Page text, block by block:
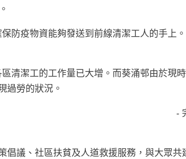
防疫物資能夠發送到前線清潔工人的手上
清潔工的工作量已大增。而葵涌邨由於現
過勞的狀況。
-
倡議、社區扶貧及人道救援服務，與大眾共